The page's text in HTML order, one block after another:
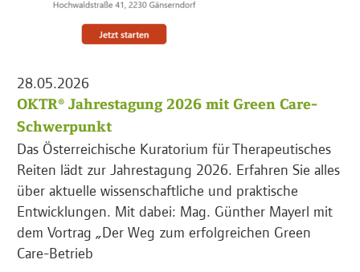
28.05.2026
OKTR® Jahrestagung 2026 mit Green Care-
Schwerpunkt
Das Österreichische Kuratorium für Therapeutisches
Reiten lädt zur Jahrestagung 2026. Erfahren Sie alles
über aktuelle wissenschaftliche und praktische
Entwicklungen. Mit dabei: Mag. Günther Mayerl mit
dem Vortrag „Der Weg zum erfolgreichen Green
Care-Betrieb